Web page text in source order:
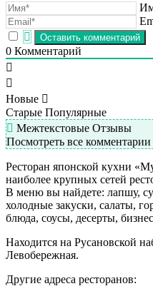
0 Комментарий
Новые
Старые Популярные
Межтекстовые Отзывы
Посмотреть все комментарии
Ресторан японской кухни
наиболее крупных сетей
В меню вы найдете: лапшу,
холодные закуски, салаты,
блюда, соусы, десерты,
Находится на Русановской
Левобережная.
Другие адреса ресторанов: